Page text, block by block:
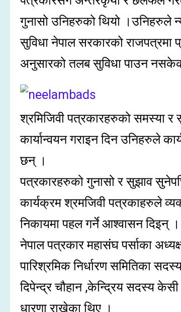
गुनासो उनिहरुको थियो ।उनिहरुले
सुविधा नेपाल सरकारको
अनुसारको तलब सुविधा पाउन
श्रमिजिवी पत्रकारहरुको समस्या र
कार्यान्वयन गराइन दिन उनिहरुले
छन् ।
पत्रकारहरुको गुनासो र सुझाव
कार्यक्रम श्रमजिवी पत्रकाहरुले
निकायमा पहल गर्ने आश्वासन दिइन् ।
नेपाल पत्रकार महासंघ पर्साका
पारिश्रमिक निर्धारण समितिका
दिपेन्द्र चौहान ,केन्द्रिय सदस्य
धारणा राखेका थिए ।